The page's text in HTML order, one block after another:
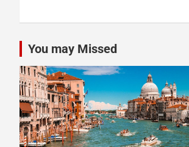
You may Missed